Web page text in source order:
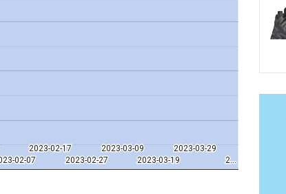
02-07
02-07
2023-02-17
2023-02-17
2023-02-27
2023-02-27
2023-03-09
2023-03-09
2023-03-19
2023-03-19
2023-03-29
2023-03-29
2…
2…